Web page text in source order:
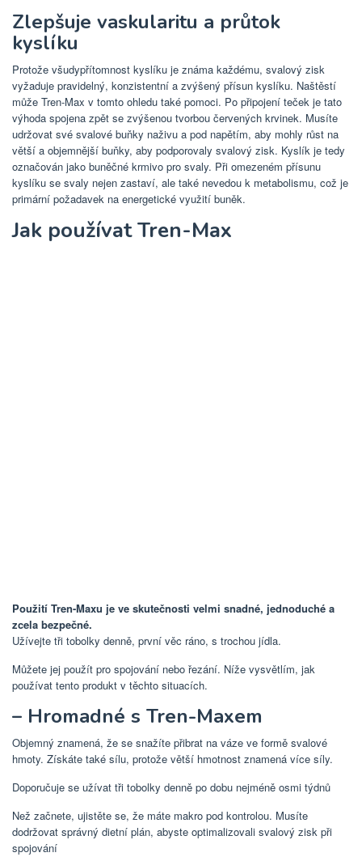
Zlepšuje vaskularitu a průtok
kyslíku
Protože všudypřítomnost kyslíku je známa každému, svalový zisk
vyžaduje pravidelný, konzistentní a zvýšený přísun kyslíku. Naštěstí
může Tren-Max v tomto ohledu také pomoci. Po připojení teček je tato
výhoda spojena zpět se zvýšenou tvorbou červených krvinek. Musíte
udržovat své svalové buňky naživu a pod napětím, aby mohly růst na
větší a objemnější buňky, aby podporovaly svalový zisk. Kyslík je tedy
označován jako buněčné krmivo pro svaly. Při omezeném přísunu
kyslíku se svaly nejen zastaví, ale také nevedou k metabolismu, což je
primární požadavek na energetické využití buněk.
Jak používat Tren-Max
Použití Tren-Maxu je ve skutečnosti velmi snadné, jednoduché a
zcela bezpečné.
Užívejte tři tobolky denně, první věc ráno, s trochou jídla.
Můžete jej použít pro spojování nebo řezání. Níže vysvětlím, jak
používat tento produkt v těchto situacích.
– Hromadné s Tren-Maxem
Objemný znamená, že se snažíte přibrat na váze ve formě svalové
hmoty. Získáte také sílu, protože větší hmotnost znamená více síly.
Doporučuje se užívat tři tobolky denně po dobu nejméně osmi týdnů
Než začnete, ujistěte se, že máte makro pod kontrolou. Musíte
dodržovat správný dietní plán, abyste optimalizovali svalový zisk při
spojování